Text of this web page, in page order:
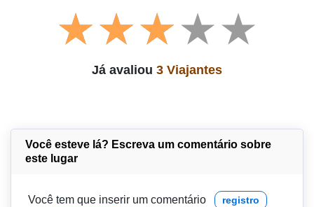
Já avaliou 3 Viajantes
Você esteve lá? Escreva um comentário sobre
este lugar
Você tem que inserir um comentário registro